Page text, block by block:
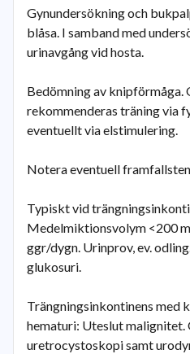
Gynundersökning och
blåsa. I samband med
urinavgång vid hosta.
Bedömning av
rekommenderas träning via
eventuellt via elstimulering.
Notera eventuell
Typiskt vid
Medelmiktionsvolym <200
ggr/dygn. Urinprov, ev.
glukosuri.
Trängningsinkontinens med
hematuri: Uteslut malignitet.
uretrocystoskopi samt